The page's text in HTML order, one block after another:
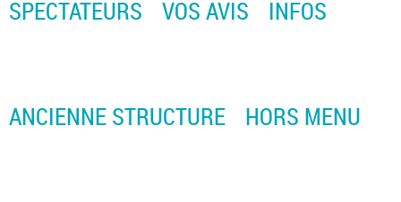
SPECTATEURS VOS AVIS INFOS
ANCIENNE STRUCTURE HORS MENU